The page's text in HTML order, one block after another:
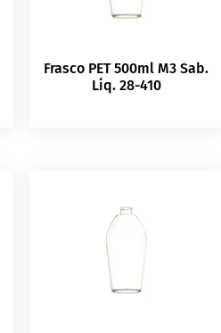
Frasco PET 500ml M3 Sab.
Liq. 28-410